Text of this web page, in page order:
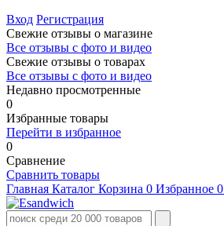
Вход Регистрация
Свежие отзывы о магазине
Все отзывы с фото и видео
Свежие отзывы о товарах
Все отзывы c фото и видео
Недавно просмотренные
0
Избранные товары
Перейти в избранное
0
Сравнение
Сравнить товары
Главная Каталог Корзина 0 Избранное 0